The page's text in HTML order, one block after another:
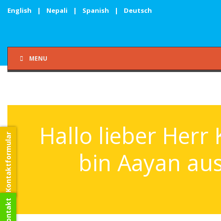
English | Nepali | Spanish | Deutsch
MENU
Hallo lieber Herr
bin Aayan
Kontaktformular